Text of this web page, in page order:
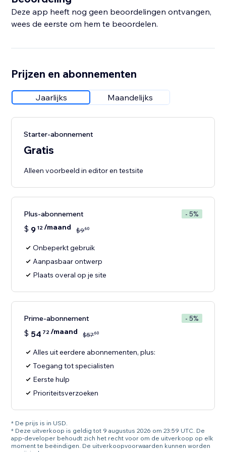
Deze app heeft nog geen beoordelingen ontvangen,
wees de eerste om hem te beoordelen.
Prijzen en abonnementen
Jaarlijks Maandelijks
Starter-abonnement
Gratis
Alleen voorbeeld in editor en testsite
Plus-abonnement - 5%
$ 9 12/maand $960
Onbeperkt gebruik
Aanpasbaar ontwerp
Plaats overal op je site
Prime-abonnement - 5%
$ 54 72/maand $5760
Alles uit eerdere abonnementen, plus:
Toegang tot specialisten
Eerste hulp
Prioriteitsverzoeken
* De prijs is in USD.
* Deze uitverkoop is geldig tot 9 augustus 2026 om 23:59 UTC. De
app-developer behoudt zich het recht voor om de uitverkoop op elk
moment te beëindigen. De uitverkoopvoorwaarden kunnen worden